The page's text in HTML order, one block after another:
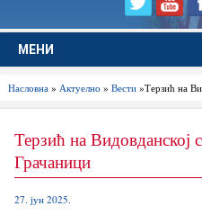
МЕНИ
Насловна» Актуелно » Вести»Терзић на
Терзић на Видовданској
Грачаници
27. јун 2025.